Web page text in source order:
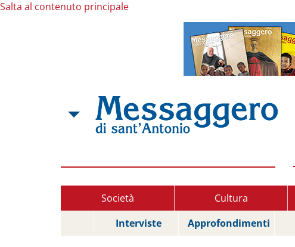
Salta al contenuto principale
Società Cultura
Interviste
Approfondimenti